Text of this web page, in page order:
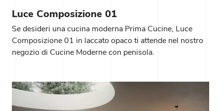
Luce Composizione 01
Se desideri una cucina moderna Prima Cucine, Luce
Composizione 01 in laccato opaco ti attende nel nostro
negozio di Cucine Moderne con penisola.